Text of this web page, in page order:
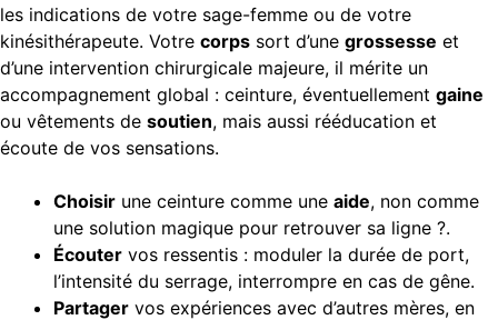
les indications de votre sage-femme ou de votre
kinésithérapeute. Votre corps sort d’une grossesse et
d’une intervention chirurgicale majeure, il mérite un
accompagnement global : ceinture, éventuellement gaine
ou vêtements de soutien, mais aussi rééducation et
écoute de vos sensations.
Choisir une ceinture comme une aide, non comme
une solution magique pour retrouver sa ligne ?.
Écouter vos ressentis : moduler la durée de port,
l’intensité du serrage, interrompre en cas de gêne.
Partager vos expériences avec d’autres mères, en